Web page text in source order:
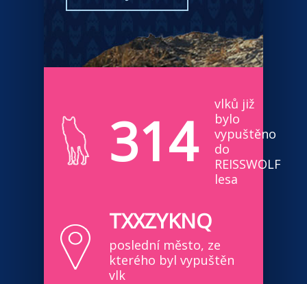
314
vlků již
bylo
vypuštěno
do
REISSWOLF
lesa
TXXZYKNQ
poslední město, ze
kterého byl vypuštěn
vlk